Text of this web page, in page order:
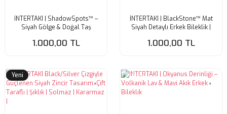
İNTERTAKI | ShadowSpots™ –
Siyah Gölge & Doğal Taş
1.000,00 TL
İNTERTAKI | BlackStone™ Mat
Siyah Detaylı Erkek Bileklik |
1.000,00 TL
Yeni Tükendi